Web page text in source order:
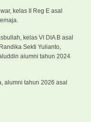
kelas II Reg E asal
kelas VI DIA B asal
Sekti Yulianto,
alumni tahun 2024
alumni tahun 2026 asal